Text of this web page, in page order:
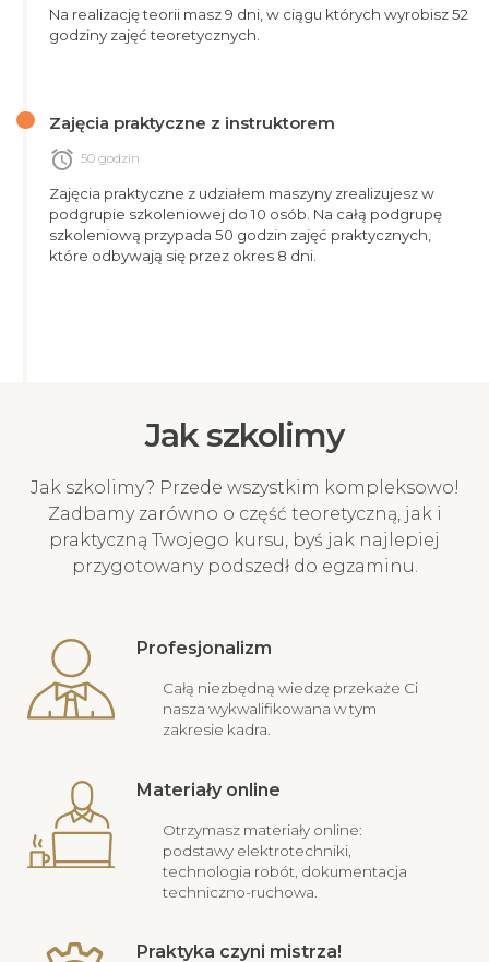
Na realizację teorii masz 9 dni, w ciągu których wyrobisz 52
godziny zajęć teoretycznych.
Zajęcia praktyczne z instruktorem
alarm 50 godzin
Zajęcia praktyczne z udziałem maszyny zrealizujesz w
podgrupie szkoleniowej do 10 osób. Na całą podgrupę
szkoleniową przypada 50 godzin zajęć praktycznych,
które odbywają się przez okres 8 dni.
Jak szkolimy
Jak szkolimy? Przede wszystkim kompleksowo!
Zadbamy zarówno o część teoretyczną, jak i
praktyczną Twojego kursu, byś jak najlepiej
przygotowany podszedł do egzaminu.
Profesjonalizm
Całą niezbędną wiedzę przekaże Ci
nasza wykwalifikowana w tym
zakresie kadra.
Materiały online
Otrzymasz materiały online:
podstawy elektrotechniki,
technologia robót, dokumentacja
techniczno-ruchowa.
Praktyka czyni mistrza!